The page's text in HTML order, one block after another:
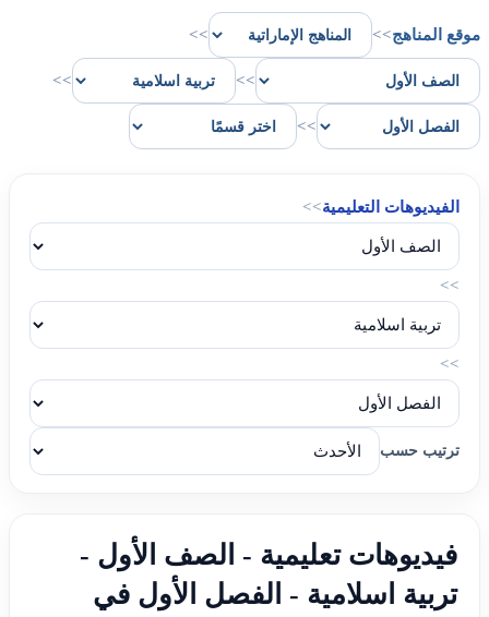
موقع المناهج>>
>>
>>
>>
>>
الفيديوهات التعليمية>>
>>
>>
ترتيب حسب
فيديوهات تعليمية - الصف الأول -
تربية اسلامية - الفصل الأول في